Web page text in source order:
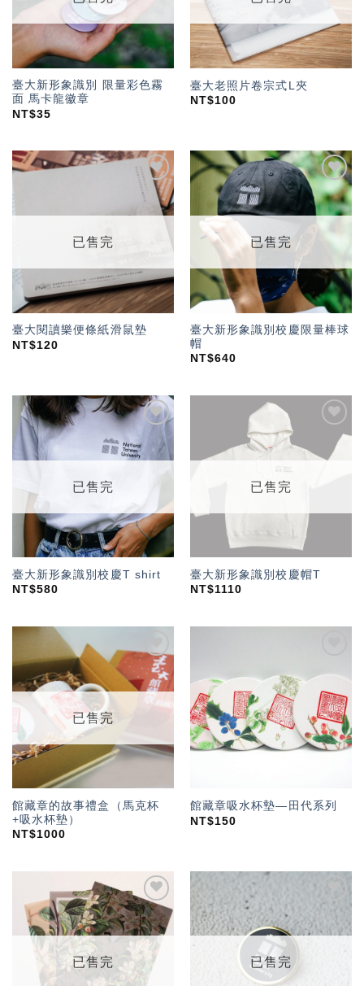
臺大新形象識別 限量彩色霧
面 馬卡龍徽章
NT$35
臺大老照片卷宗式L夾
NT$100
加入
「願
望輕
已售完
臺大閱讀樂便條紙滑鼠墊
NT$120
加入
「願
望輕
已售完
臺大新形象識別校慶限量棒球
帽
NT$640
加入
「願
望輕
已售完
臺大新形象識別校慶T shirt
NT$580
加入
「願
望輕
已售完
臺大新形象識別校慶帽T
NT$1110
加入
「願
望輕
單」
已售完
館藏章的故事禮盒（馬克杯
+吸水杯墊）
NT$1000
望輕
單」
館藏章吸水杯墊—田代系列
NT$150
加入
「願
望輕
單」
已售完
加入
「願
望輕
已售完